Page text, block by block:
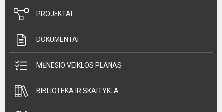
PROJEKTAI
DOKUMENTAI
MĖNESIO VEIKLOS PLANAS
BIBLIOTEKA IR SKAITYKLA